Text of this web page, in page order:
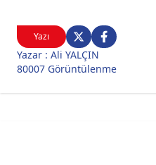
Yazı
Yazar : Ali YALÇIN
80007 Görüntülenme